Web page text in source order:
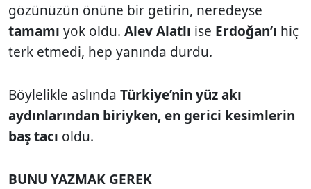
gözünüzün önüne bir getirin, neredeyse
tamamı yok oldu. Alev Alatlı ise Erdoğan’ı hiç
terk etmedi, hep yanında durdu.
Böylelikle aslında Türkiye’nin yüz akı
aydınlarından biriyken, en gerici kesimlerin
baş tacı oldu.
BUNU YAZMAK GEREK